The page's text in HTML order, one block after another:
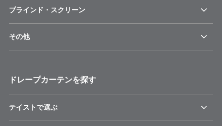
ブラインド・スクリーン
その他
ドレープカーテンを探す
テイストで選ぶ